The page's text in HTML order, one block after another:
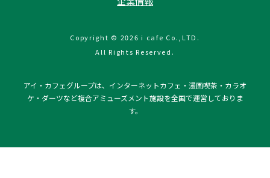
Copyright © 2026 i cafe Co.,LTD.
All Rights Reserved.
アイ・カフェグループは、インターネットカフェ・漫画喫茶・カラオ
ケ・ダーツなど複合アミューズメント施設を全国で運営しておりま
す。